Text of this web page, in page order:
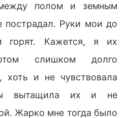
между полом и земным
Руки мои до
горят. Кажется, я их
слишком долго
хоть и не чувствовала
вытащила их и не
Жарко мне тогда было